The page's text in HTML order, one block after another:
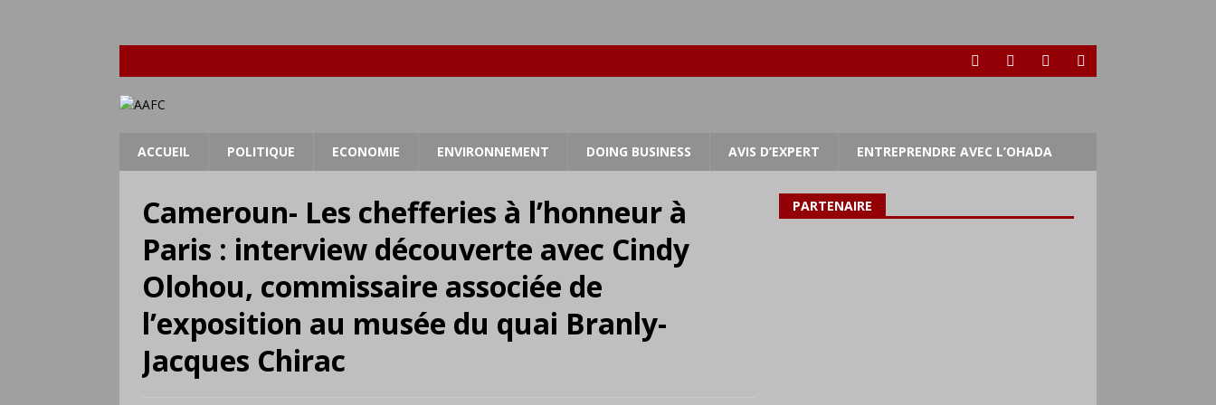
ACCUEIL POLITIQUE ECONOMIE ENVIRONNEMENT DOING BUSINESS AVIS D’EXPERT ENTREPRENDRE AVEC L’OHADA
Cameroun- Les chefferies à l’honneur à
Paris : interview découverte avec Cindy
Olohou, commissaire associée de
l’exposition au musée du quai Branly-
Jacques Chirac
PARTENAIRE